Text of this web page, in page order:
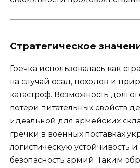
Стратегическое
Гречка использовалась как
на случай осад, походов и
катастроф. Возможность
потери питательных свойств
идеальной для армейских
гречки в военных поставках
логистическую устойчивость
безопасность армий. Таким